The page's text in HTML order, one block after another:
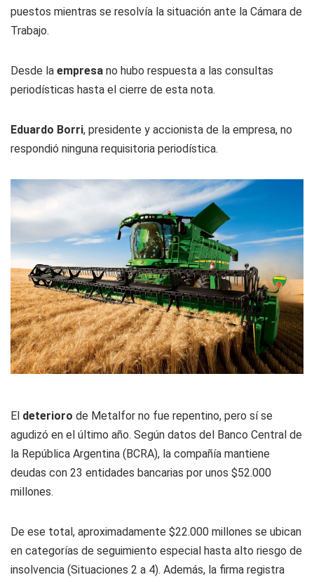
puestos mientras se resolvía la situación ante la Cámara de
Trabajo.
Desde la empresa no hubo respuesta a las consultas
periodísticas hasta el cierre de esta nota.
Eduardo Borri, presidente y accionista de la empresa, no
respondió ninguna requisitoria periodística.
El deterioro de Metalfor no fue repentino, pero sí se
agudizó en el último año. Según datos del Banco Central de
la República Argentina (BCRA), la compañía mantiene
deudas con 23 entidades bancarias por unos $52.000
millones.
De ese total, aproximadamente $22.000 millones se ubican
en categorías de seguimiento especial hasta alto riesgo de
insolvencia (Situaciones 2 a 4). Además, la firma registra